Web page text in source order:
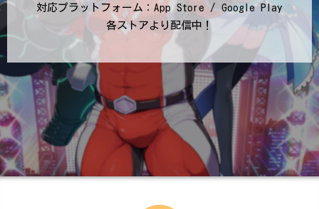
対応プラットフォーム：App Store / Google Play
各ストアより配信中！